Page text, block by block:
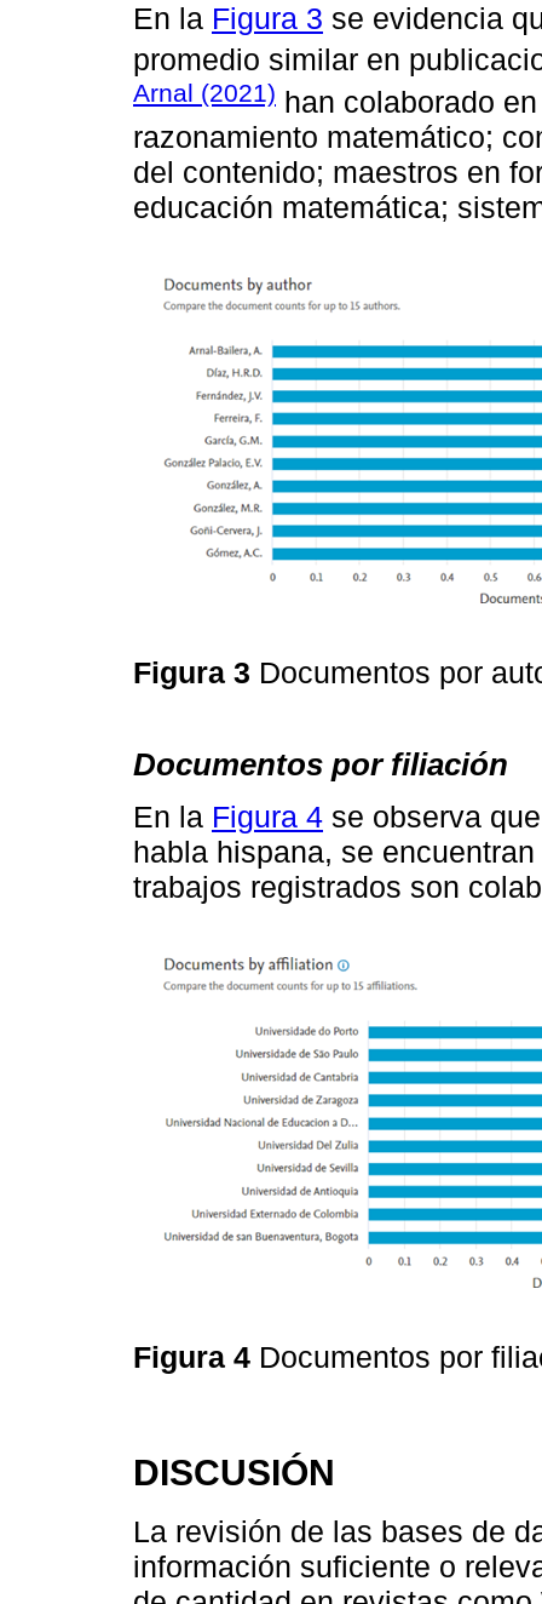
En la Figura 3 se evidencia
promedio similar en
Arnal (2021) han colaborado
razonamiento matemático;
del contenido; maestros en
educación matemática;
Figura 3 Documentos por
Documentos por filiación
En la Figura 4 se observa
habla hispana, se
trabajos registrados son
Figura 4 Documentos por
DISCUSIÓN
La revisión de las bases de
información suficiente o